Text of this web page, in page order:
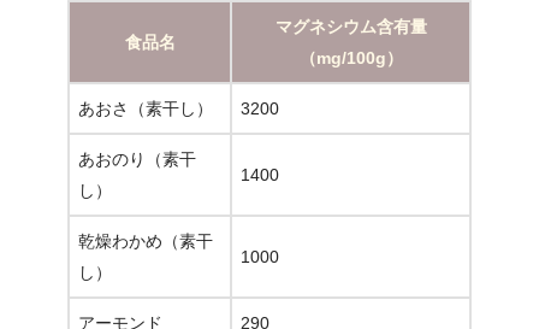
食品名
マグネシウム含有量
（mg/100g）
あおさ（素干し） 3200
あおのり（素干
し）
1400
乾燥わかめ（素干
し）
1000
アーモンド 290